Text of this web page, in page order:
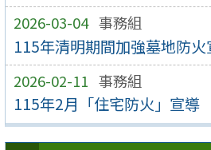
2026-03-04 事務組
115年清明期間加強墓地防
2026-02-11 事務組
115年2月「住宅防火」宣導